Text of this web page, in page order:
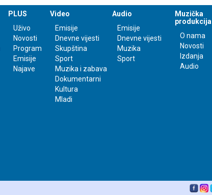
PLUS
Uživo
Novosti
Program
Emisije
Najave
Video
Emisije
Dnevne vijesti
Skupština
Sport
Muzika i zabava
Dokumentarni
Kultura
Mladi
Audio
Emisije
Dnevne vijesti
Muzika
Sport
Muzička
produkcija
O nama
Novosti
Izdanja
Audio